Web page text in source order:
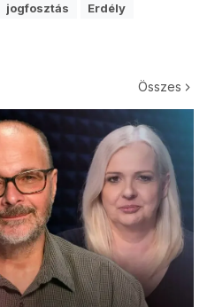
jogfosztás Erdély
Összes